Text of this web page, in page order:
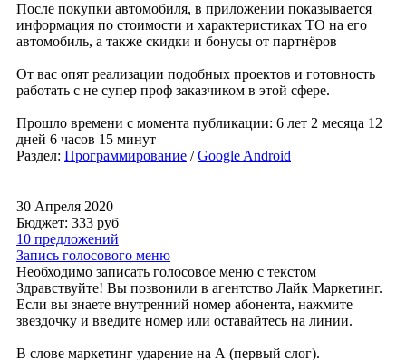
После покупки автомобиля, в приложении показывается
информация по стоимости и характеристиках ТО на его
автомобиль, а также скидки и бонусы от партнёров
От вас опят реализации подобных проектов и готовность
работать с не супер проф заказчиком в этой сфере.
Прошло времени с момента публикации: 6 лет 2 месяца 12
дней 6 часов 15 минут
Раздел: Программирование /Google Android
30 Апреля 2020
Бюджет: 333 руб
10 предложений
Запись голосового меню
Необходимо записать голосовое меню с текстом
Здравствуйте! Вы позвонили в агентство Лайк Маркетинг.
Если вы знаете внутренний номер абонента, нажмите
звездочку и введите номер или оставайтесь на линии.
В слове маркетинг ударение на А (первый слог).